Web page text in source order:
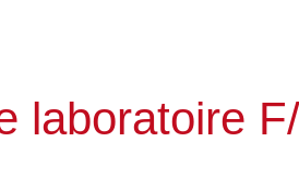
laboratoire